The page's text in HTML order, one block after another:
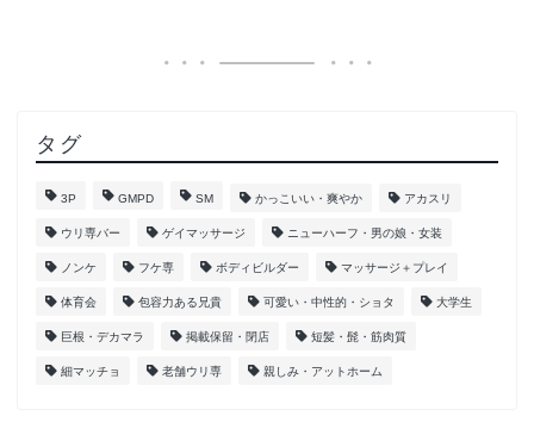
タグ
3P GMPD SM かっこいい・爽やか アカスリ
ウリ専バー ゲイマッサージ ニューハーフ・男の娘・女装
ノンケ フケ専 ボディビルダー マッサージ＋プレイ
体育会 包容力ある兄貴 可愛い・中性的・ショタ 大学生
巨根・デカマラ 掲載保留・閉店 短髪・髭・筋肉質
細マッチョ 老舗ウリ専 親しみ・アットホーム